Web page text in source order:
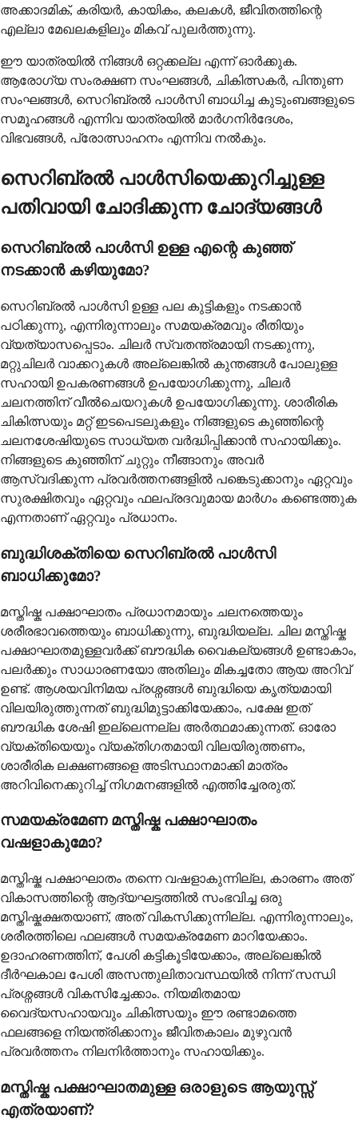
അക്കാദമിക്, കരിയർ, കായികം, കലകൾ, ജീവിതത്തിന്റെ
എല്ലാ മേഖലകളിലും മികവ് പുലർത്തുന്നു.
ഈ യാത്രയിൽ നിങ്ങൾ ഒറ്റക്കല്ല എന്ന് ഓർക്കുക.
ആരോഗ്യ സംരക്ഷണ സംഘങ്ങൾ, ചികിത്സകർ, പിന്തുണ
സംഘങ്ങൾ, സെറിബ്രൽ പാൾസി ബാധിച്ച കുടുംബങ്ങളുടെ
സമൂഹങ്ങൾ എന്നിവ യാത്രയിൽ മാർഗനിർദേശം,
വിഭവങ്ങൾ, പ്രോത്സാഹനം എന്നിവ നൽകും.
സെറിബ്രൽ പാൾസിയെക്കുറിച്ചുള്ള
പതിവായി ചോദിക്കുന്ന ചോദ്യങ്ങൾ
സെറിബ്രൽ പാൾസി ഉള്ള എന്റെ കുഞ്ഞ്
നടക്കാൻ കഴിയുമോ?
സെറിബ്രൽ പാൾസി ഉള്ള പല കുട്ടികളും നടക്കാൻ
പഠിക്കുന്നു, എന്നിരുന്നാലും സമയക്രമവും രീതിയും
വ്യത്യാസപ്പെടാം. ചിലർ സ്വതന്ത്രമായി നടക്കുന്നു,
മറ്റുചിലർ വാക്കറുകൾ അല്ലെങ്കിൽ കുന്തങ്ങൾ പോലുള്ള
സഹായി ഉപകരണങ്ങൾ ഉപയോഗിക്കുന്നു, ചിലർ
ചലനത്തിന് വീൽചെയറുകൾ ഉപയോഗിക്കുന്നു. ശാരീരിക
ചികിത്സയും മറ്റ് ഇടപെടലുകളും നിങ്ങളുടെ കുഞ്ഞിന്റെ
ചലനശേഷിയുടെ സാധ്യത വർദ്ധിപ്പിക്കാൻ സഹായിക്കും.
നിങ്ങളുടെ കുഞ്ഞിന് ചുറ്റും നീങ്ങാനും അവർ
ആസ്വദിക്കുന്ന പ്രവർത്തനങ്ങളിൽ പങ്കെടുക്കാനും ഏറ്റവും
സുരക്ഷിതവും ഏറ്റവും ഫലപ്രദവുമായ മാർഗം കണ്ടെത്തുക
എന്നതാണ് ഏറ്റവും പ്രധാനം.
ബുദ്ധിശക്തിയെ സെറിബ്രൽ പാൾസി
ബാധിക്കുമോ?
മസ്തിഷ്ക പക്ഷാഘാതം പ്രധാനമായും ചലനത്തെയും
ശരീരഭാവത്തെയും ബാധിക്കുന്നു, ബുദ്ധിയല്ല. ചില മസ്തിഷ്ക
പക്ഷാഘാതമുള്ളവർക്ക് ബൗദ്ധിക വൈകല്യങ്ങൾ ഉണ്ടാകാം,
പലർക്കും സാധാരണയോ അതിലും മികച്ചതോ ആയ അറിവ്
ഉണ്ട്. ആശയവിനിമയ പ്രശ്നങ്ങൾ ബുദ്ധിയെ കൃത്യമായി
വിലയിരുത്തുന്നത് ബുദ്ധിമുട്ടാക്കിയേക്കാം, പക്ഷേ ഇത്
ബൗദ്ധിക ശേഷി ഇല്ലെന്നല്ല അർത്ഥമാക്കുന്നത്. ഓരോ
വ്യക്തിയെയും വ്യക്തിഗതമായി വിലയിരുത്തണം,
ശാരീരിക ലക്ഷണങ്ങളെ അടിസ്ഥാനമാക്കി മാത്രം
അറിവിനെക്കുറിച്ച് നിഗമനങ്ങളിൽ എത്തിച്ചേരരുത്.
സമയക്രമേണ മസ്തിഷ്ക പക്ഷാഘാതം
വഷളാകുമോ?
മസ്തിഷ്ക പക്ഷാഘാതം തന്നെ വഷളാകുന്നില്ല, കാരണം അത്
വികാസത്തിന്റെ ആദ്യഘട്ടത്തിൽ സംഭവിച്ച ഒരു
മസ്തിഷ്കക്ഷതയാണ്, അത് വികസിക്കുന്നില്ല. എന്നിരുന്നാലും,
ശരീരത്തിലെ ഫലങ്ങൾ സമയക്രമേണ മാറിയേക്കാം.
ഉദാഹരണത്തിന്, പേശി കട്ടികൂടിയേക്കാം, അല്ലെങ്കിൽ
ദീർഘകാല പേശി അസന്തുലിതാവസ്ഥയിൽ നിന്ന് സന്ധി
പ്രശ്നങ്ങൾ വികസിച്ചേക്കാം. നിയമിതമായ
വൈദ്യസഹായവും ചികിത്സയും ഈ രണ്ടാമത്തെ
ഫലങ്ങളെ നിയന്ത്രിക്കാനും ജീവിതകാലം മുഴുവൻ
പ്രവർത്തനം നിലനിർത്താനും സഹായിക്കും.
മസ്തിഷ്ക പക്ഷാഘാതമുള്ള ഒരാളുടെ ആയുസ്സ്
എത്രയാണ്?